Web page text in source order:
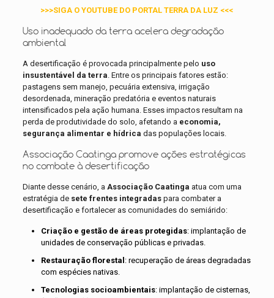
>>>SIGA O YOUTUBE DO PORTAL TERRA DA LUZ <<<
Uso inadequado da terra acelera degradação
ambiental
A desertificação é provocada principalmente pelo uso
insustentável da terra . Entre os principais fatores estão:
pastagens sem manejo, pecuária extensiva, irrigação
desordenada, mineração predatória e eventos naturais
intensificados pela ação humana. Esses impactos resultam na
perda de produtividade do solo, afetando a economia,
segurança alimentar e hídrica das populações locais.
Associação Caatinga promove ações estratégicas
no combate à desertificação
Diante desse cenário, a Associação Caatinga atua com uma
estratégia de sete frentes integradaspara combater a
desertificação e fortalecer as comunidades do semiárido:
Criação e gestão de áreas protegidas: implantação de
unidades de conservação públicas e privadas.
Restauração florestal: recuperação de áreas degradadas
com espécies nativas.
Tecnologias socioambientais: implantação de cisternas,